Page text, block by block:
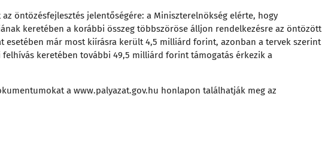
öntözésfejlesztés jelentőségére: a Miniszterelnökség elérte, hogy
keretében a korábbi összeg többszöröse álljon rendelkezésre az öntözött
esetében már most kiírásra került 4,5 milliárd forint, azonban a tervek szerint
keretében további 49,5 milliárd forint támogatás érkezik a
a www.palyazat.gov.hu honlapon találhatják meg az